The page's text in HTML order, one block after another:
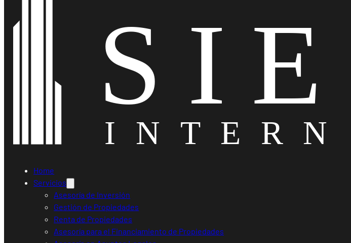
Home
Servicios
Asesoría de Inversión
Gestión de Propiedades
Renta de Propiedades
Asesoría para el Financiamiento de Propiedades